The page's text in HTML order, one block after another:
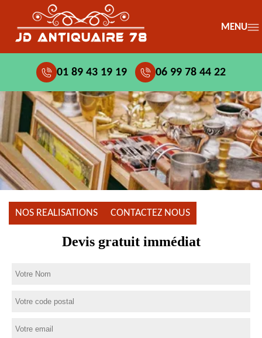
MENU
01 89 43 19 19 06 99 78 44 22
NOS REALISATIONS CONTACTEZ NOUS
Devis gratuit immédiat